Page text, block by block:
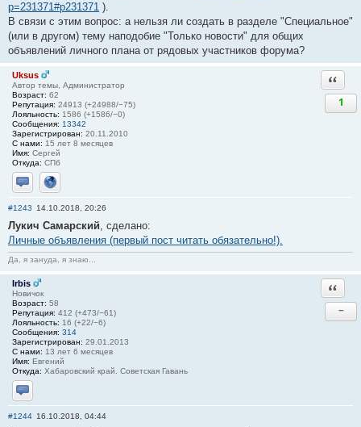
p=231371#p231371 ).
В связи с этим вопрос: а нельзя ли создать в разделе "Специальное"
(или в другом) тему наподобие "Только новости" для общих
объявлений личного плана от рядовых участников форума?
Uksus
Автор темы, Администратор
Возраст: 62
Репутация: 24913 (+24988/−75)
Лояльность: 1586 (+1586/−0)
Сообщения: 13342
Зарегистрирован: 20.11.2010
С нами: 15 лет 8 месяцев
Имя: Сергей
Откуда: СПб
Отправить личное сообщение
Сайт
1
#1243 14.10.2018, 20:26
Лукич Самарский, сделано:
Личные объявления (первый пост читать обязательно!).
Да, я зануда, я знаю...
Irbis
Новичок
Возраст: 58
Репутация: 412 (+473/−61)
Лояльность: 16 (+22/−6)
Сообщения: 314
Зарегистрирован: 29.01.2013
С нами: 13 лет 6 месяцев
Имя: Евгений
Откуда: Хабаровский край. Советская Гавань
Отправить личное сообщение
−
#1244 16.10.2018, 04:44